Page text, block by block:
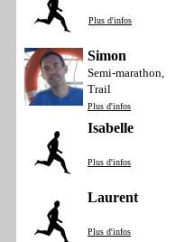
Plus d'infos
Simon
Semi-marathon,
Trail
Plus d'infos
Isabelle
Plus d'infos
Laurent
Plus d'infos